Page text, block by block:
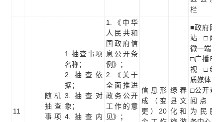
栏
11
随机
抽查
事项
1.抽查事项
名称；
2.抽查依
据；
3.抽查对
象；
4.抽查内
1.《中华
人民共和
国政府信
息公开条
例》；
2.《关于
全面推进
政务公开
工作的意
见》；
信息形
成（变
更）20
绿春
县文
化和
■政府网
站 □两
微一端
□广播电
视 □纸
质媒体
□公开查
阅点 □
为民服